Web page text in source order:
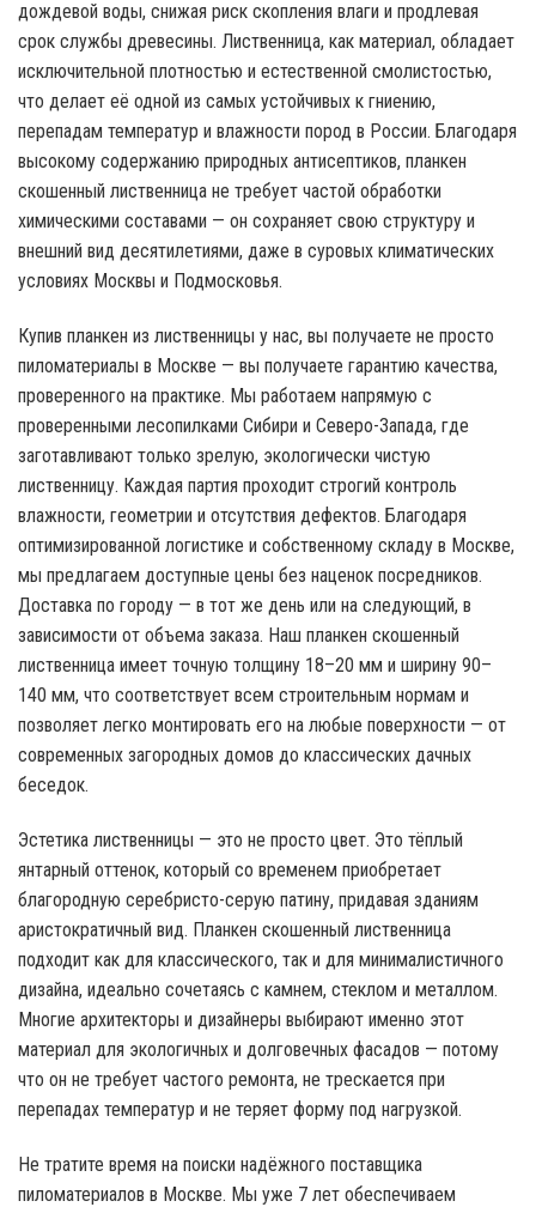
дождевой воды, снижая риск скопления влаги и продлевая
срок службы древесины. Лиственница, как материал, обладает
исключительной плотностью и естественной смолистостью,
что делает её одной из самых устойчивых к гниению,
перепадам температур и влажности пород в России. Благодаря
высокому содержанию природных антисептиков, планкен
скошенный лиственница не требует частой обработки
химическими составами — он сохраняет свою структуру и
внешний вид десятилетиями, даже в суровых климатических
условиях Москвы и Подмосковья.
Купив планкен из лиственницы у нас, вы получаете не просто
пиломатериалы в Москве — вы получаете гарантию качества,
проверенного на практике. Мы работаем напрямую с
проверенными лесопилками Сибири и Северо-Запада, где
заготавливают только зрелую, экологически чистую
лиственницу. Каждая партия проходит строгий контроль
влажности, геометрии и отсутствия дефектов. Благодаря
оптимизированной логистике и собственному складу в Москве,
мы предлагаем доступные цены без наценок посредников.
Доставка по городу — в тот же день или на следующий, в
зависимости от объема заказа. Наш планкен скошенный
лиственница имеет точную толщину 18–20 мм и ширину 90–
140 мм, что соответствует всем строительным нормам и
позволяет легко монтировать его на любые поверхности — от
современных загородных домов до классических дачных
беседок.
Эстетика лиственницы — это не просто цвет. Это тёплый
янтарный оттенок, который со временем приобретает
благородную серебристо-серую патину, придавая зданиям
аристократичный вид. Планкен скошенный лиственница
подходит как для классического, так и для минималистичного
дизайна, идеально сочетаясь с камнем, стеклом и металлом.
Многие архитекторы и дизайнеры выбирают именно этот
материал для экологичных и долговечных фасадов — потому
что он не требует частого ремонта, не трескается при
перепадах температур и не теряет форму под нагрузкой.
Не тратите время на поиски надёжного поставщика
пиломатериалов в Москве. Мы уже 7 лет обеспечиваем